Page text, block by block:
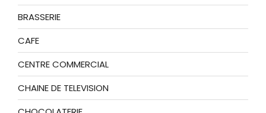
BRASSERIE
CAFE
CENTRE COMMERCIAL
CHAINE DE TELEVISION